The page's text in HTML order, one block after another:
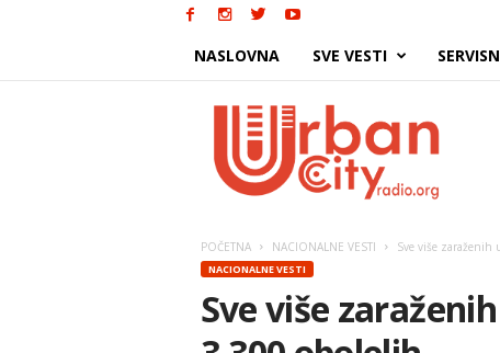
NASLOVNA SVE VESTI
POČETNA NACIONALNE VESTI Sve više zaraženih
NACIONALNE VESTI
Sve više